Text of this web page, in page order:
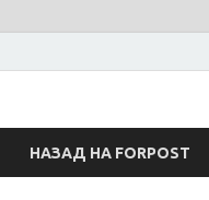
НАЗАД НА FORPOST